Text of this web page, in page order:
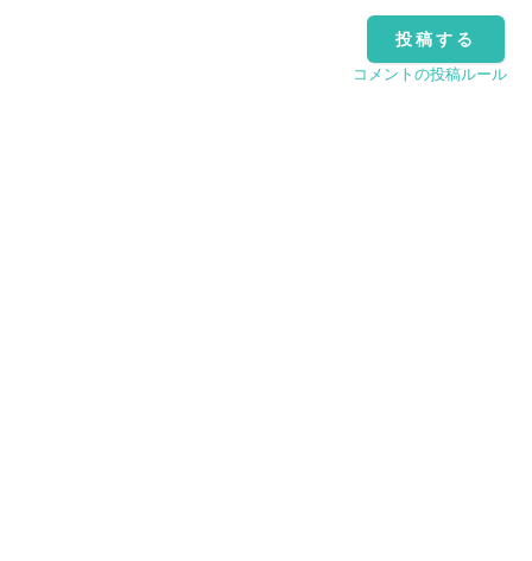
コメントの投稿ルール